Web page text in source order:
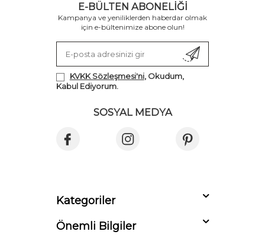
E-BÜLTEN ABONELIĞI
Kampanya ve yeniliklerden haberdar olmak
için e-bültenimize abone olun!
KVKK Sözleşmesi'ni, Okudum,
Kabul Ediyorum.
SOSYAL MEDYA
Kategoriler
Önemli Bilgiler